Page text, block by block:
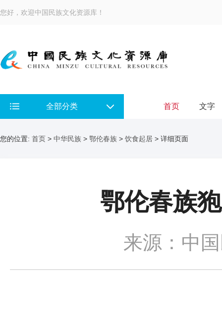
您好，欢迎中国民族文化资源库！
全部分类 首页 文字
您的位置: 首页 > 中华民族 > 鄂伦春族 > 饮食起居 > 详细页面
鄂伦春族
来源：中